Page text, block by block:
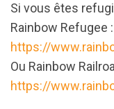
Si vous êtes
Rainbow Refugee :
https://
Ou Rainbow
https://